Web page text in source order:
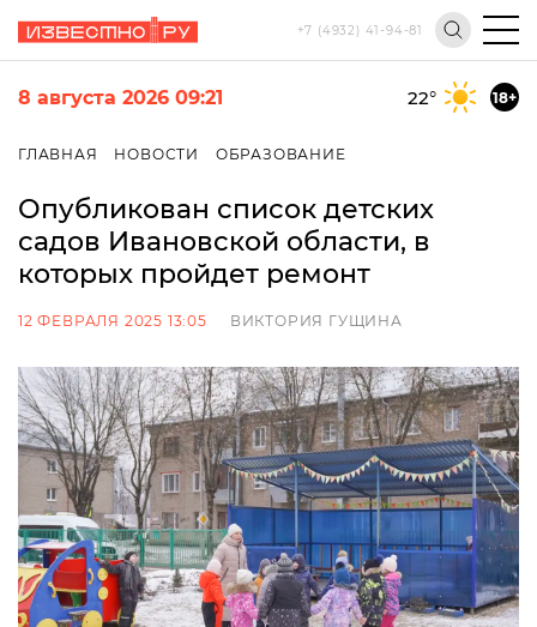
+7 (4932) 41-94-81
8 августа 2026 09:21 22° 18+
ГЛАВНАЯ НОВОСТИ ОБРАЗОВАНИЕ
Опубликован список детских
садов Ивановской области, в
которых пройдет ремонт
12 ФЕВРАЛЯ 2025 13:05 ВИКТОРИЯ ГУЩИНА